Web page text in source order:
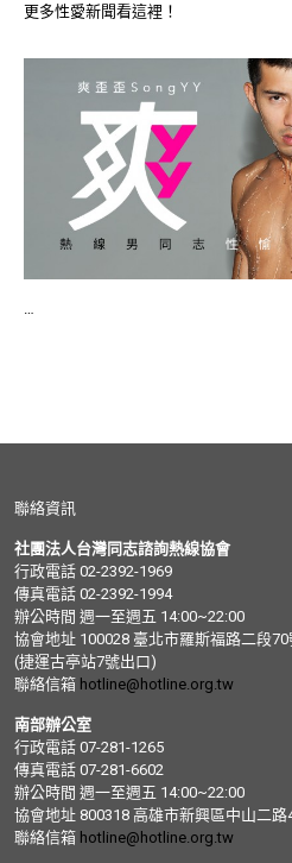
更多性愛新聞看這裡！
…
聯絡資訊
社團法人台灣同志諮詢熱線協會
行政電話 02-2392-1969
傳真電話 02-2392-1994
辦公時間 週一至週五 14:00~22:00
協會地址 100028 臺北市羅斯福路二段
(捷運古亭站7號出口)
聯絡信箱 hotline@hotline.org.tw
南部辦公室
行政電話 07-281-1265
傳真電話 07-281-6602
辦公時間 週一至週五 14:00~22:00
協會地址 800318 高雄市新興區中山二路
聯絡信箱 hotline@hotline.org.tw